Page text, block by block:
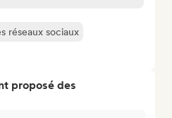
réseaux sociaux
proposé des